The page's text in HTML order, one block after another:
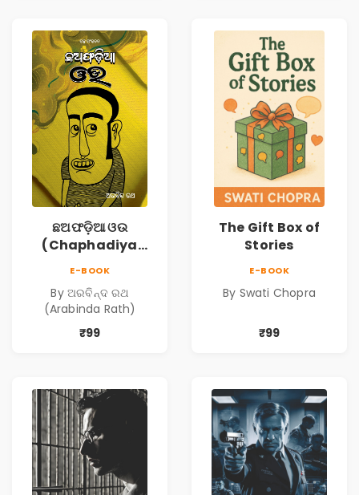
ଛଅଫଡ଼ିଆ ଓଉ
(Chaphadiya
E-BOOK
By ଅରବିନ୍ଦ ରଥ
(Arabinda Rath)
₹99
The Gift Box of
Stories
E-BOOK
By Swati Chopra
₹99